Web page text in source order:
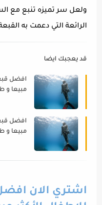
ولعل سر تميزه تنبع مع
الرائعة التي دعمت به
قد يعجبك ايضا
افضل
مبيعا و
افضل
مبيعا و
اشتري الان